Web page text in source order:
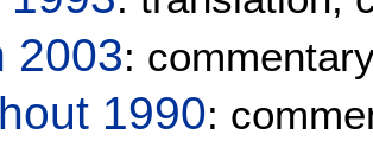
2003:
1990: